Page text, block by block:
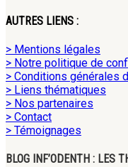
AUTRES LIENS :
> Mentions légales
> Notre politique de
> Conditions générales
> Liens thématiques
> Nos partenaires
> Contact
> Témoignages
BLOG INF’ODENTH : LES